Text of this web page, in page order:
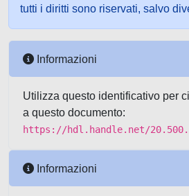
tutti i diritti sono riservati, salvo
Informazioni
Utilizza questo identificativo per
a questo documento:
https://hdl.handle.net/
Informazioni